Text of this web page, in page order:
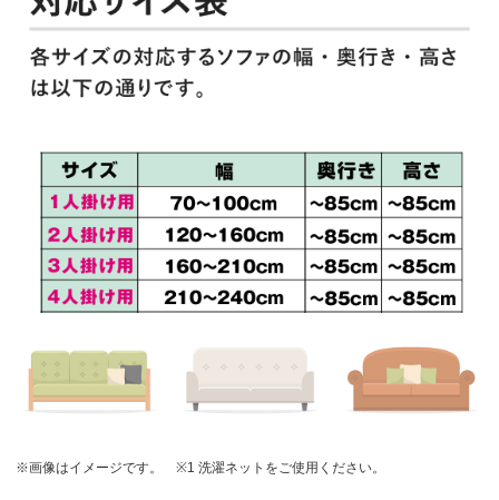
※画像はイメージです。 ※1 洗濯ネットをご使用ください。